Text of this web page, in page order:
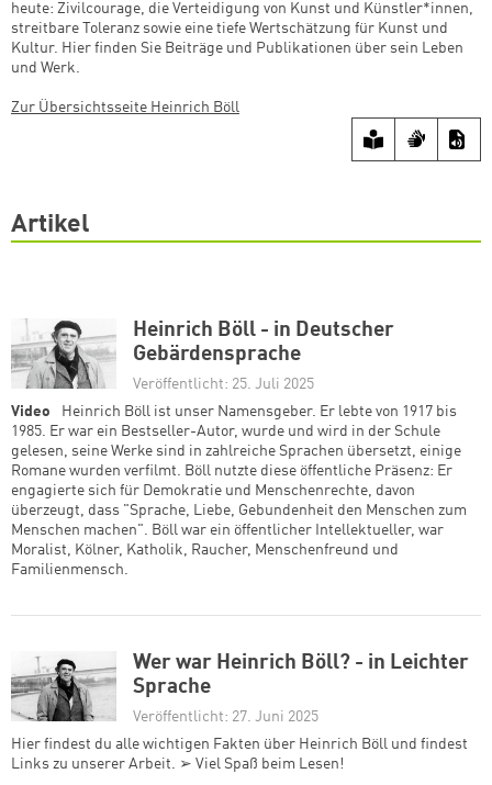
heute: Zivilcourage, die Verteidigung von Kunst und Künstler*innen,
streitbare Toleranz sowie eine tiefe Wertschätzung für Kunst und
Kultur. Hier finden Sie Beiträge und Publikationen über sein Leben
und Werk.
Zur Übersichtsseite Heinrich Böll
Artikel
Heinrich Böll - in Deutscher
Gebärdensprache
Veröffentlicht: 25. Juli 2025
Video
Heinrich Böll ist unser Namensgeber. Er lebte von 1917 bis
1985. Er war ein Bestseller-Autor, wurde und wird in der Schule
gelesen, seine Werke sind in zahlreiche Sprachen übersetzt, einige
Romane wurden verfilmt. Böll nutzte diese öffentliche Präsenz: Er
engagierte sich für Demokratie und Menschenrechte, davon
überzeugt, dass "Sprache, Liebe, Gebundenheit den Menschen zum
Menschen machen". Böll war ein öffentlicher Intellektueller, war
Moralist, Kölner, Katholik, Raucher, Menschenfreund und
Familienmensch.
Wer war Heinrich Böll? - in Leichter
Sprache
Veröffentlicht: 27. Juni 2025
Hier findest du alle wichtigen Fakten über Heinrich Böll und findest
Links zu unserer Arbeit. ➢ Viel Spaß beim Lesen!